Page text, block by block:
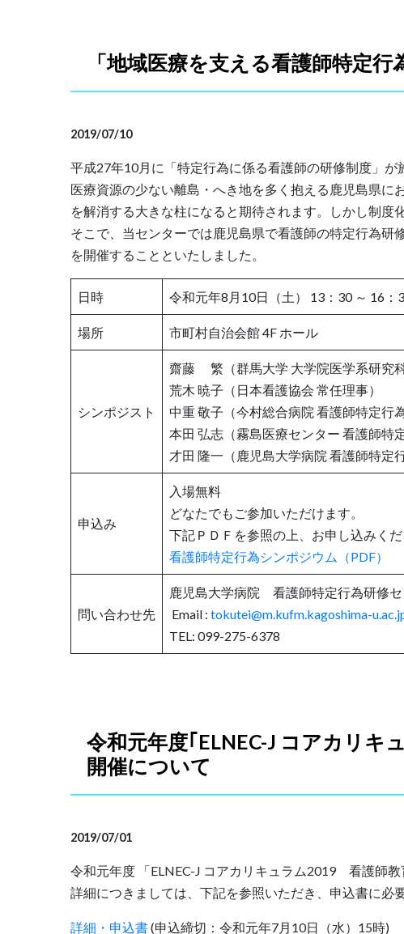
「地域医療を支える看護師特定
2019/07/10
平成27年10月に「特定行為に係る看護師の研修制度」が
医療資源の少ない離島・へき地を多く抱える鹿児島県
を解消する大きな柱になると期待されます。しかし制
そこで、当センターでは鹿児島県で看護師の特定行為
を開催することといたしました。
日時 令和元年8月10日（土） 13：30 ～ 16：
場所 市町村自治会館 4F ホール
シンポジスト
齋藤 繁（群馬大学 大学院医学系研究
荒木 暁子（日本看護協会 常任理事）
中重 敬子（今村総合病院 看護師特定行
本田 弘志（霧島医療センター 看護師特
才田 隆一（鹿児島大学病院 看護師特定
申込み
入場無料
どなたでもご参加いただけます。
下記ＰＤＦを参照の上、お申し込みく
看護師特定行為シンポジウム（PDF）
問い合わせ先
鹿児島大学病院 看護師特定行為研修セ
Email : tokutei@m.kufm.kagoshima-
TEL: 099-275-6378
令和元年度｢ELNEC-J コアカリキ
開催について
2019/07/01
令和元年度 「ELNEC-J コアカリキュラム2019 看護師
詳細につきましては、下記を参照いただき、申込書に必
詳細・申込書(申込締切：令和元年7月10日（水）15時)